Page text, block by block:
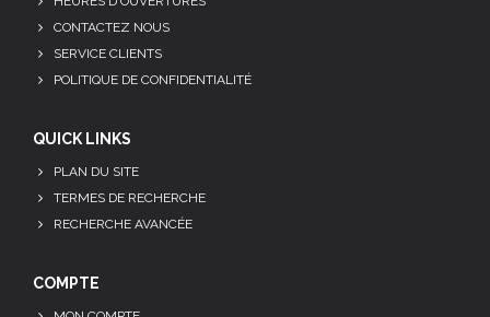
CONTACTEZ NOUS
SERVICE CLIENTS
POLITIQUE DE CONFIDENTIALITÉ
QUICK LINKS
PLAN DU SITE
TERMES DE RECHERCHE
RECHERCHE AVANCÉE
COMPTE